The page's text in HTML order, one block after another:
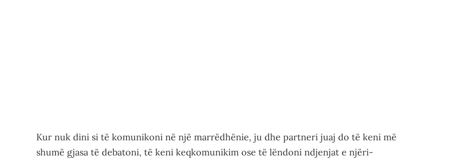
Kur nuk dini si të komunikoni në një marrëdhënie, ju dhe partneri juaj do të keni më
shumë gjasa të debatoni, të keni keqkomunikim ose të lëndoni ndjenjat e njëri-